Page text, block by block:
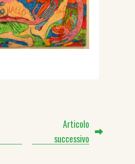
Articolo
successivo